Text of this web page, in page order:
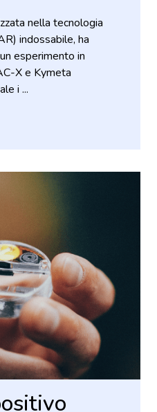
nella tecnologia
indossabile, ha
esperimento in
X e Kymeta
i ...